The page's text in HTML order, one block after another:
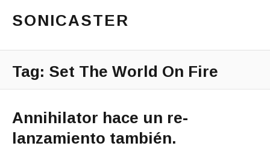
SONICASTER
Main Menu
Tag: Set The World On Fire
Annihilator hace un re-
lanzamiento también.